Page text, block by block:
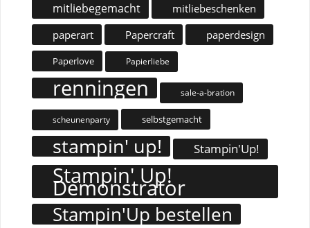
mitliebegemacht
mitliebeschenken
paperart
Papercraft paperdesign
Paperlove Papierliebe
renningen sale-a-bration
scheunenparty selbstgemacht
stampin' up! Stampin'Up!
Stampin' Up!
Demonstrator
Stampin'Up bestellen